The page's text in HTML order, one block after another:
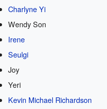
Charlyne Yi
Wendy Son
Irene
Seulgi
Joy
Yeri
Kevin Michael Richardson